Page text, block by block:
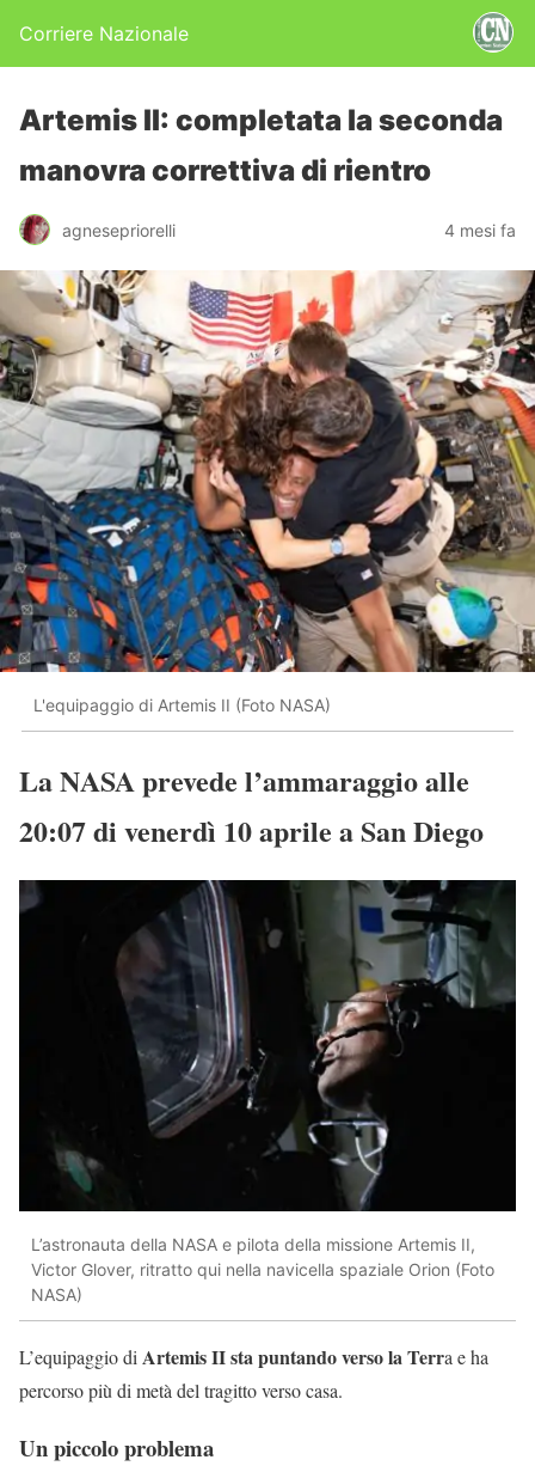
Corriere Nazionale
Artemis II: completata la seconda
manovra correttiva di rientro
agnesepriorelli 4 mesi fa
L'equipaggio di Artemis II (Foto NASA)
La NASA prevede l’ammaraggio alle
20:07 di venerdì 10 aprile a San Diego
L’astronauta della NASA e pilota della missione Artemis II,
Victor Glover, ritratto qui nella navicella spaziale Orion (Foto
NASA)
L’equipaggiodi Artemis IIsta puntando verso la Terra e ha
percorso più di metà del tragitto verso casa.
Un piccolo problema